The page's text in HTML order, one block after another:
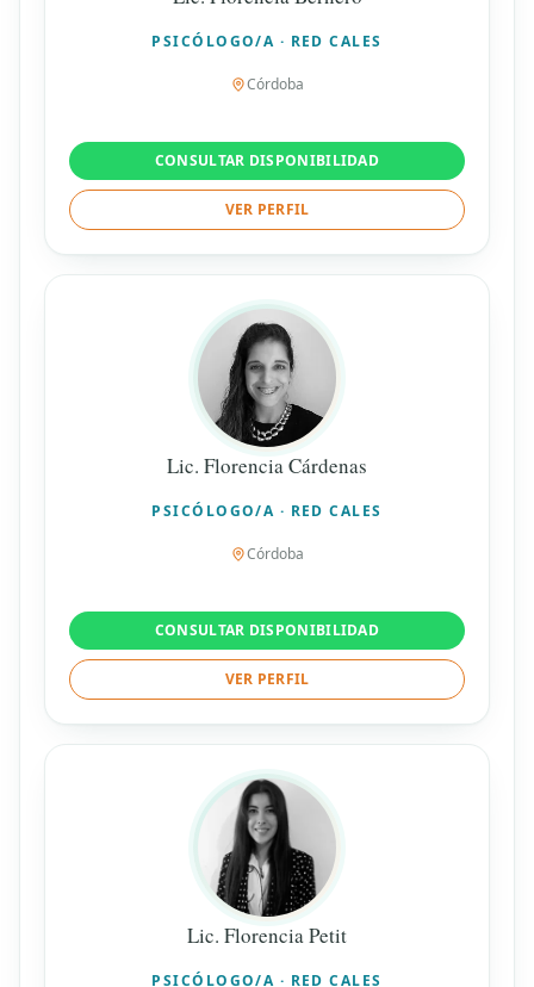
PSICÓLOGO/A · RED CALES
Córdoba
CONSULTAR DISPONIBILIDAD
VER PERFIL
Lic. Florencia Cárdenas
PSICÓLOGO/A · RED CALES
Córdoba
CONSULTAR DISPONIBILIDAD
VER PERFIL
Lic. Florencia Petit
PSICÓLOGO/A · RED CALES